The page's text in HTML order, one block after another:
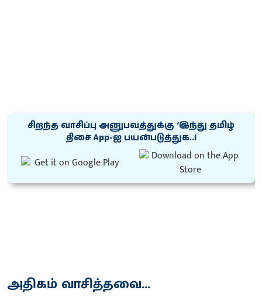
சிறந்த வாசிப்பு அனுபவத்துக்கு ‘இந்து தமிழ்
திசை App-ஐ பயன்படுத்துக..!
அதிகம் வாசித்தவை...